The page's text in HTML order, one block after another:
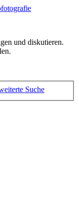
und diskutieren.
Suche